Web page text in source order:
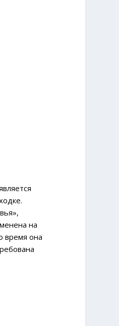
на
время она